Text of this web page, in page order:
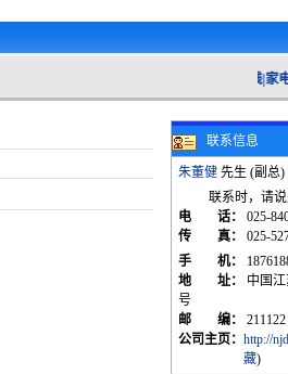
线|家电组装线|流水线设备//南京流水线|家电组
联系信息
朱董健 先生 (副总)
联系时，请
电 话： 025-
传 真： 025-
手 机：
地 址：
中国
号
邮 编：
211122
公司主页： http://
藏)